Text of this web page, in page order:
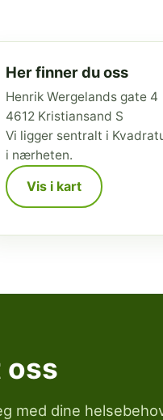
Her finner du oss
Henrik Wergelands gate 4
4612 Kristiansand S
Vi ligger sentralt i
i nærheten.
Vis i kart
oss
med dine